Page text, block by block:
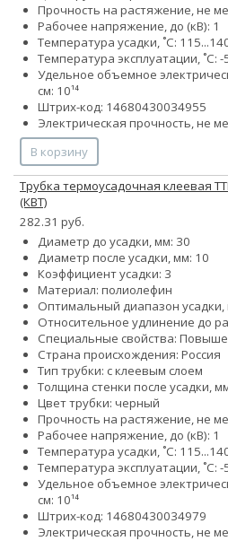
Прочность на растяжение, не
Рабочее напряжение, до (кВ): 1
Температура усадки, ˚С:
Температура эксплуатации, ˚С: -
Удельное объемное
см: 10¹⁴
Штрих-код: 14680430034955
Электрическая прочность, не
В корзину
Трубка термоусадочная клеевая
(КВТ)
282.31 руб.
Диаметр до усадки, мм: 30
Диаметр после усадки, мм: 10
Коэффициент усадки: 3
Материал: полиолефин
Оптимальный диапазон усадки,
Относительное удлинение до
Специальные свойства:
Страна происхождения: Россия
Тип трубки: с клеевым слоем
Толщина стенки после усадки,
Цвет трубки: черный
Прочность на растяжение, не
Рабочее напряжение, до (кВ): 1
Температура усадки, ˚С:
Температура эксплуатации, ˚С: -
Удельное объемное
см: 10¹⁴
Штрих-код: 14680430034979
Электрическая прочность, не